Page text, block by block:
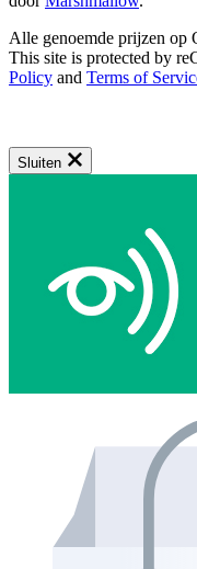
Alle genoemde prijzen op
This site is protected by
Policy and Terms of
Sluiten